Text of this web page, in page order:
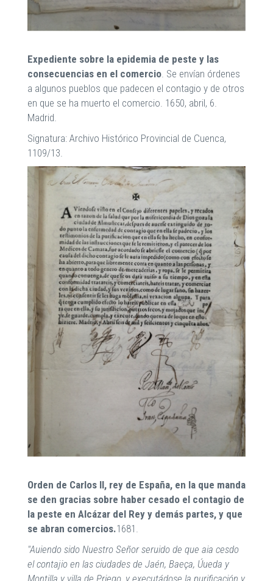
Expediente sobre la epidemia de peste y las
consecuencias en el comercio . Se envían órdenes
a algunos pueblos que padecen el contagio y de otros
en que se ha muerto el comercio. 1650, abril, 6.
Madrid.
Signatura: Archivo Histórico Provincial de Cuenca,
1109/13.
Orden de Carlos II, rey de España, en la que manda
se den gracias sobre haber cesado el contagio de
la peste en Alcázar del Rey y demás partes, y que
se abran comercios.1681.
"Auiendo sido Nuestro Señor seruido de que aia cesdo
el contajio en las ciudades de Jaén, Baeça, Úueda y